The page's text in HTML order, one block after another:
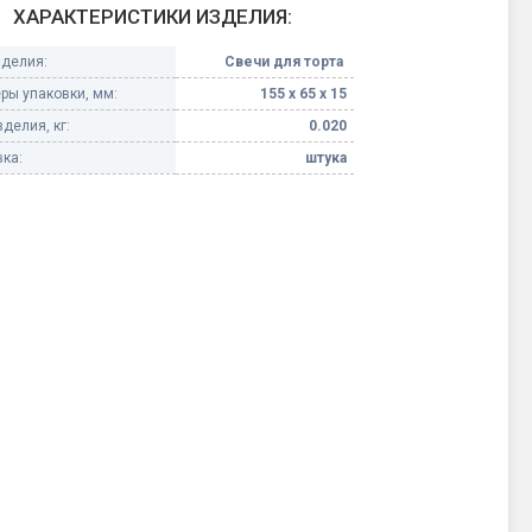
Небесные фонарики
Оборудование для
ХАРАКТЕРИСТИКИ ИЗДЕЛИЯ:
Свечи для торта
упаковки, мм:
155 х 65 х 15
кг:
0.020
штука